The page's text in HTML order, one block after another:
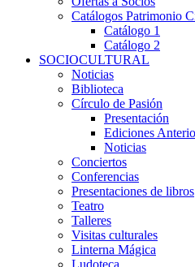
Catálogos Patrimonio
Catálogo 1
Catálogo 2
SOCIOCULTURAL
Noticias
Biblioteca
Círculo de Pasión
Presentación
Ediciones
Noticias
Conciertos
Conferencias
Presentaciones de libros
Teatro
Talleres
Visitas culturales
Linterna Mágica
Ludoteca